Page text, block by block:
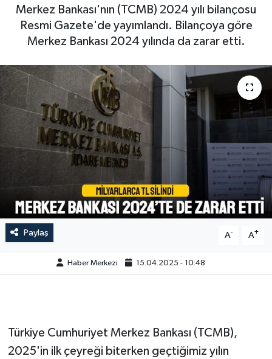
Merkez Bankası'nın (TCMB) 2024 yılı bilançosu
Resmi Gazete'de yayımlandı. Bilançoya göre
Merkez Bankası 2024 yılında da zarar etti.
Paylaş A- A+
Haber Merkezi 15.04.2025 - 10:48
Türkiye Cumhuriyet Merkez Bankası (TCMB),
2025'in ilk çeyreği biterken geçtiğimiz yılın